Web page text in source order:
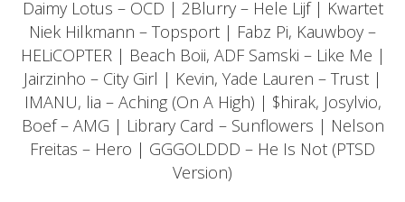
Daimy Lotus – OCD | 2Blurry – Hele Lijf | Kwartet
Niek Hilkmann – Topsport | Fabz Pi, Kauwboy –
HELiCOPTER | Beach Boii, ADF Samski – Like Me |
Jairzinho – City Girl | Kevin, Yade Lauren – Trust |
IMANU, lia – Aching (On A High) | $hirak, Josylvio,
Boef – AMG | Library Card – Sunflowers | Nelson
Freitas – Hero | GGGOLDDD – He Is Not (PTSD
Version)